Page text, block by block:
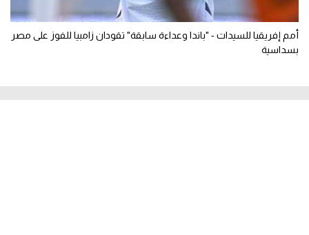
أمم إفريقيا للسيدات - "باندا وعداءة سابقة" تقودان زامبيا للفوز على مصر
بسداسية